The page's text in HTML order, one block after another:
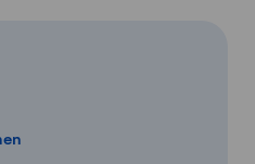
anzeigenanzeigen